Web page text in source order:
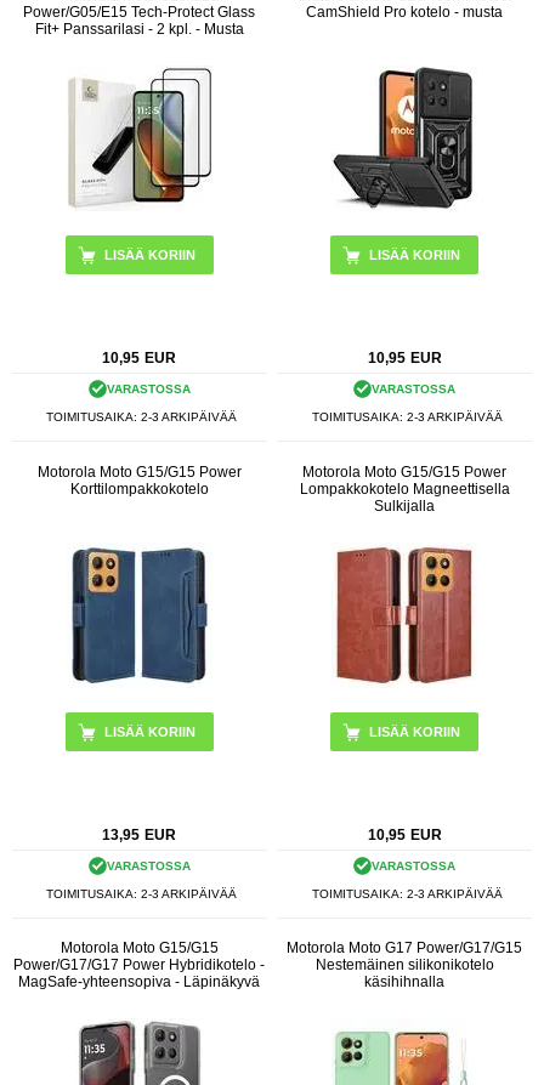
Power/G05/E15 Tech-Protect Glass
Fit+ Panssarilasi - 2 kpl. - Musta
10,95 EUR
VARASTOSSA
TOIMITUSAIKA: 2-3 ARKIPÄIVÄÄ
CamShield Pro kotelo - musta
10,95 EUR
VARASTOSSA
TOIMITUSAIKA: 2-3 ARKIPÄIVÄÄ
Motorola Moto G15/G15 Power
Korttilompakkokotelo
LISÄÄ KORIIN
13,95 EUR
VARASTOSSA
TOIMITUSAIKA: 2-3 ARKIPÄIVÄÄ
Motorola Moto G15/G15 Power
Lompakkokotelo Magneettisella
Sulkijalla
LISÄÄ KORIIN
10,95 EUR
VARASTOSSA
TOIMITUSAIKA: 2-3 ARKIPÄIVÄÄ
Motorola Moto G15/G15
Power/G17/G17 Power Hybridikotelo -
MagSafe-yhteensopiva - Läpinäkyvä
Motorola Moto G17 Power/G17/G15
Nestemäinen silikonikotelo
käsihihnalla